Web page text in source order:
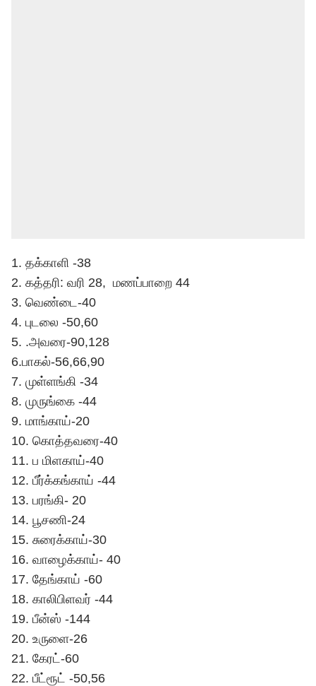
1. தக்காளி -38
2. கத்தரி: வரி 28, மணப்பாறை 44
3. வெண்டை-40
4. புடலை -50,60
5. .அவரை-90,128
6.பாகல்-56,66,90
7. முள்ளங்கி -34
8. முருங்கை -44
9. மாங்காய்-20
10. கொத்தவரை-40
11. ப மிளகாய்-40
12. பீர்க்கங்காய் -44
13. பரங்கி- 20
14. பூசணி-24
15. சுரைக்காய்-30
16. வாழைக்காய்- 40
17. தேங்காய் -60
18. காலிபிளவர் -44
19. பீன்ஸ் -144
20. உருளை-26
21. கேரட்-60
22. பீட்ரூட் -50,56